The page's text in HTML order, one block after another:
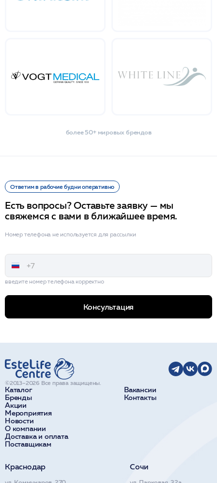
более 50+ мировых брендов
Ответим в рабочие будни оперативно
Есть вопросы? Оставьте заявку — мы
свяжемся с вами в ближайшее время.
Номер телефона не используется для рассылки
введите номер телефона корректно
Консультация
Каталог
Бренды
Акции
Мероприятия
Новости
О компании
Доставка и оплата
Поставщикам
Вакансии
Контакты
©2013–2026 Все права защищены.
Краснодар Сочи